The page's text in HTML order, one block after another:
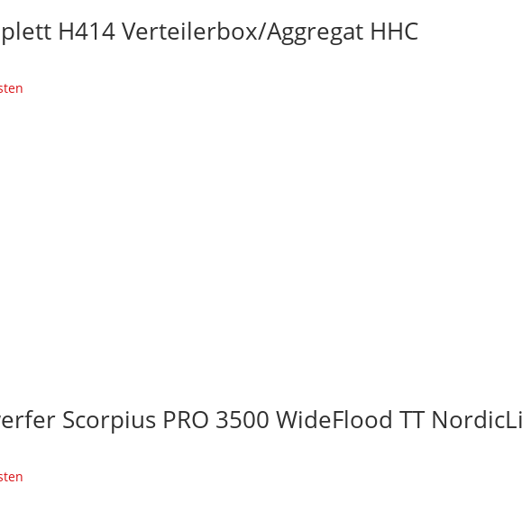
H414 Verteilerbox/Aggregat HHC
Scorpius PRO 3500 WideFlood TT